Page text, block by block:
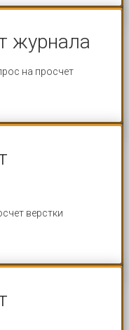
журнала
на просчет
верстки